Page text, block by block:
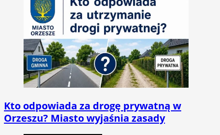
Kto odpowiada za drogę prywatną w
Orzeszu? Miasto wyjaśnia zasady